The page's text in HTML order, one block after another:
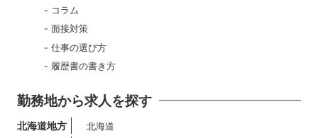
コラム
面接対策
仕事の選び方
履歴書の書き方
勤務地から求人を探す
北海道地方 北海道